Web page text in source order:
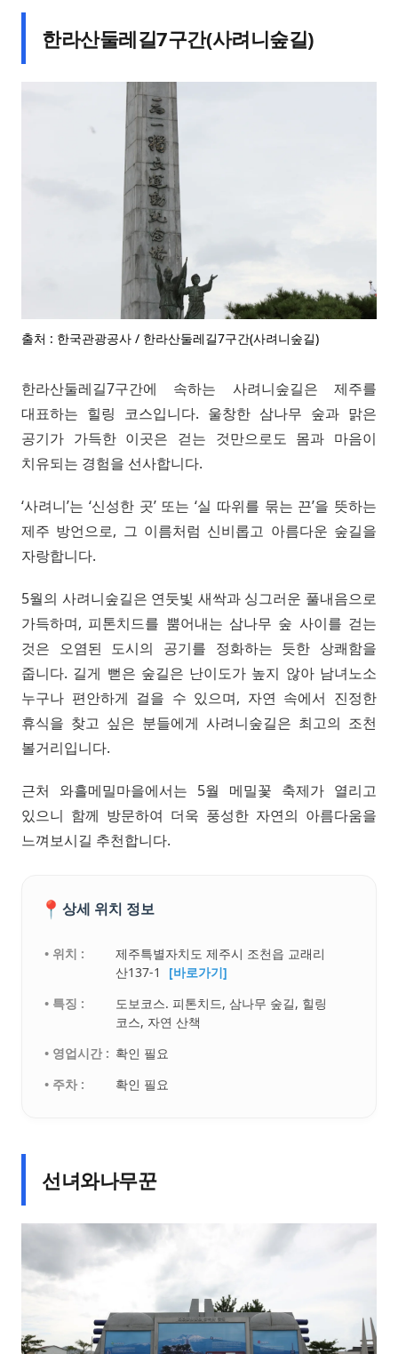
한라산둘레길7구간(사려니숲길)
출처 : 한국관광공사 / 한라산둘레길7구간(사려니숲길)
한라산둘레길7구간에 속하는 사려니숲길은 제주를
대표하는 힐링 코스입니다. 울창한 삼나무 숲과 맑은
공기가 가득한 이곳은 걷는 것만으로도 몸과 마음이
치유되는 경험을 선사합니다.
‘사려니’는 ‘신성한 곳’ 또는 ‘실 따위를 묶는 끈’을 뜻하는
제주 방언으로, 그 이름처럼 신비롭고 아름다운 숲길을
자랑합니다.
5월의 사려니숲길은 연둣빛 새싹과 싱그러운 풀내음으로
가득하며, 피톤치드를 뿜어내는 삼나무 숲 사이를 걷는
것은 오염된 도시의 공기를 정화하는 듯한 상쾌함을
줍니다. 길게 뻗은 숲길은 난이도가 높지 않아 남녀노소
누구나 편안하게 걸을 수 있으며, 자연 속에서 진정한
휴식을 찾고 싶은 분들에게 사려니숲길은 최고의 조천
볼거리입니다.
근처 와흘메밀마을에서는 5월 메밀꽃 축제가 열리고
있으니 함께 방문하여 더욱 풍성한 자연의 아름다움을
느껴보시길 추천합니다.
📍 상세 위치 정보
• 위치 :
제주특별자치도 제주시 조천읍 교래리
산137-1
[바로가기]
• 특징 :
도보코스. 피톤치드, 삼나무 숲길, 힐링
코스, 자연 산책
• 영업시간 : 확인 필요
• 주차 :
확인 필요
선녀와나무꾼